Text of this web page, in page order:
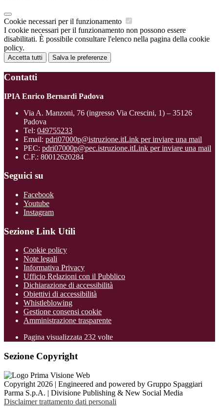
Cookie necessari per il funzionamento
I cookie necessari per il funzionamento non possono essere
disabilitati. È possibile consultare l'elenco nella pagina della cookie
policy.
Accetta tutti Salva le preferenze
Contatti
IPIA Enrico Bernardi Padova
Via A. Manzoni, 76 (ingresso Via Crescini, 1) – 35126
Padova
Tel: 049755233
Email: pdri07000p@istruzione.itLink per inviare una mail
PEC: pdri07000p@pec.istruzione.itLink per inviare una mail
C.F.: 80012620284
Seguici su
Facebook
Youtube
Instagram
Sezione Link Utili
Cookie policy
Note legali
Informativa Privacy
Ufficio Relazioni con il Pubblico
Dichiarazione di accessibilità
Obiettivi di accessibilità
Whistleblowing
Gestione consensi cookie
Amministrazione trasparente
Pagina visualizzata 232 volte
Sezione Copyright
Copyright 2026 | Engineered and powered by Gruppo Spaggiari
Parma S.p.A. | Divisione Publishing & New Social Media
Disclaimer trattamento dati personali